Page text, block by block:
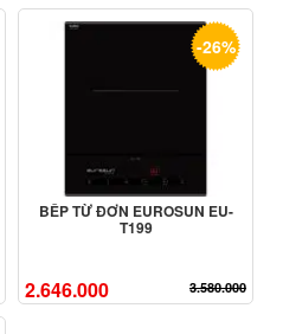
-26%
BẾP TỪ ĐƠN EUROSUN EU-
T199
2.646.000 3.580.000